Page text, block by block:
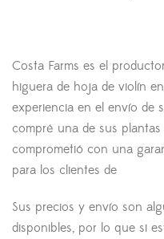
Costa Farms es el
higuera de hoja de violín
experiencia en el envío de
compré una de sus
comprometió con una
para los clientes de
Sus precios y envío son
disponibles, por lo que si